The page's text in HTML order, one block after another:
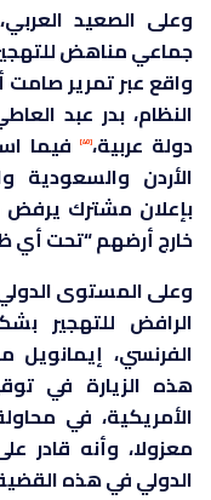
وعلى الصعيد
جماعي مناهض
واقع عبر تمرير صامت
دولة عربية،[40]
فيما
الأردن والسعودية
بإعلان مشترك يرفض
خارج أرضهم “تحت أي
وعلى المستوى
الرافض للتهجير
الفرنسي،
هذه الزيارة في
الأمريكية، في
معزولا، وأنه
الدولي في هذه